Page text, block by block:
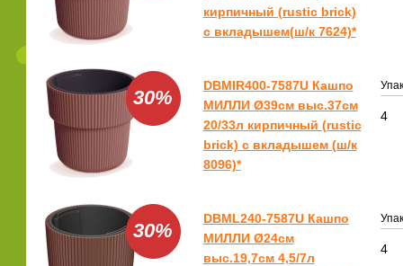
кирпичный (rustic brick)
с вкладышем(ш/к 7624)*
30%
DBMIR400-7587U Кашпо
МИЛЛИ Ø39см выс.37см
20/33л кирпичный (rustic
brick) с вкладышем (ш/к
8096)*
4
30%
DBML240-7587U Кашпо
МИЛЛИ Ø24см
выс.19,7см 4,5/7л
4